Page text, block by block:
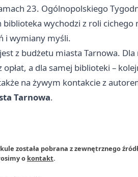
23. Ogólnopolskiego
biblioteka wychodzi z roli
i wymiany myśli.
z budżetu miasta Tarnowa.
a dla samej biblioteki –
na żywym kontakcie z
Tarnowa.
została pobrana z zewnętrznego
o kontakt.